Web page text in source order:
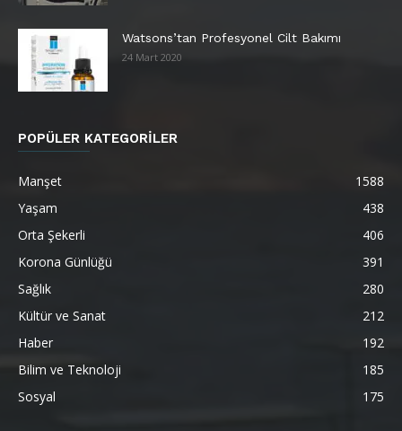
Watsons’tan Profesyonel Cilt Bakımı
24 Mart 2020
POPÜLER KATEGORİLER
Manşet
1588
Yaşam
438
Orta Şekerli
406
Korona Günlüğü
391
Sağlık
280
Kültür ve Sanat
212
Haber
192
Bilim ve Teknoloji
185
Sosyal
175